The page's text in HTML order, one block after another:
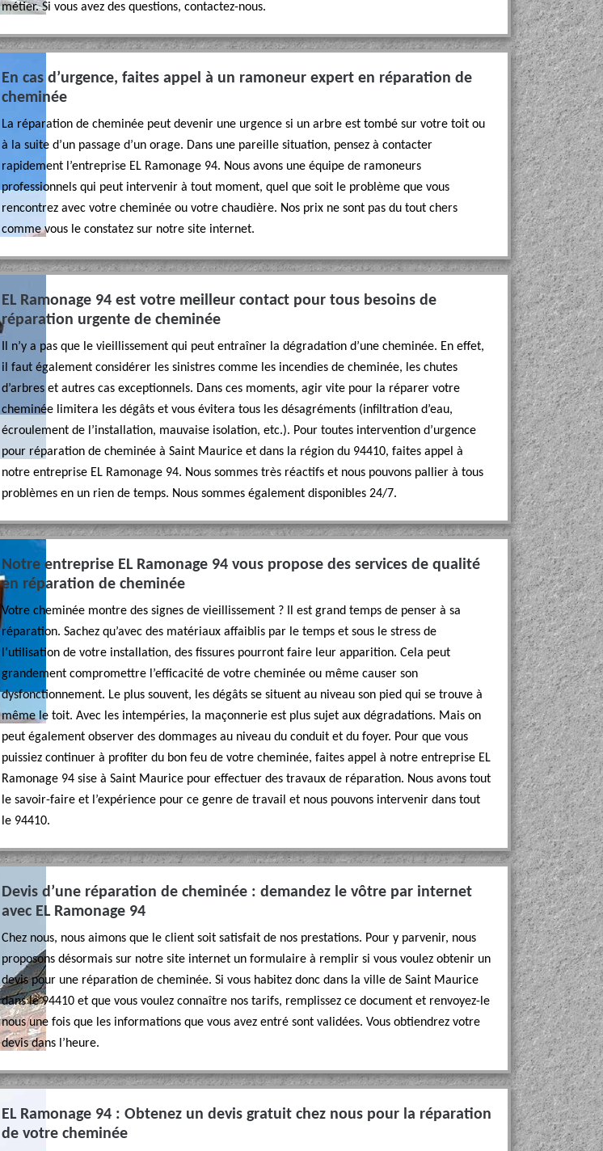
métier. Si vous avez des questions, contactez-nous.
En cas d’urgence, faites appel à un ramoneur expert en réparation de
cheminée
La réparation de cheminée peut devenir une urgence si un arbre est tombé sur votre toit ou
à la suite d’un passage d’un orage. Dans une pareille situation, pensez à contacter
rapidement l’entreprise EL Ramonage 94. Nous avons une équipe de ramoneurs
professionnels qui peut intervenir à tout moment, quel que soit le problème que vous
rencontrez avec votre cheminée ou votre chaudière. Nos prix ne sont pas du tout chers
comme vous le constatez sur notre site internet.
EL Ramonage 94 est votre meilleur contact pour tous besoins de
réparation urgente de cheminée
Il n’y a pas que le vieillissement qui peut entraîner la dégradation d’une cheminée. En effet,
il faut également considérer les sinistres comme les incendies de cheminée, les chutes
d’arbres et autres cas exceptionnels. Dans ces moments, agir vite pour la réparer votre
cheminée limitera les dégâts et vous évitera tous les désagréments (infiltration d’eau,
écroulement de l’installation, mauvaise isolation, etc.). Pour toutes intervention d’urgence
pour réparation de cheminée à Saint Maurice et dans la région du 94410, faites appel à
notre entreprise EL Ramonage 94. Nous sommes très réactifs et nous pouvons pallier à tous
problèmes en un rien de temps. Nous sommes également disponibles 24/7.
Notre entreprise EL Ramonage 94 vous propose des services de qualité
en réparation de cheminée
Votre cheminée montre des signes de vieillissement ? Il est grand temps de penser à sa
réparation. Sachez qu’avec des matériaux affaiblis par le temps et sous le stress de
l’utilisation de votre installation, des fissures pourront faire leur apparition. Cela peut
grandement compromettre l’efficacité de votre cheminée ou même causer son
dysfonctionnement. Le plus souvent, les dégâts se situent au niveau son pied qui se trouve à
même le toit. Avec les intempéries, la maçonnerie est plus sujet aux dégradations. Mais on
peut également observer des dommages au niveau du conduit et du foyer. Pour que vous
puissiez continuer à profiter du bon feu de votre cheminée, faites appel à notre entreprise EL
Ramonage 94 sise à Saint Maurice pour effectuer des travaux de réparation. Nous avons tout
le savoir-faire et l’expérience pour ce genre de travail et nous pouvons intervenir dans tout
le 94410.
Devis d’une réparation de cheminée : demandez le vôtre par internet
avec EL Ramonage 94
Chez nous, nous aimons que le client soit satisfait de nos prestations. Pour y parvenir, nous
proposons désormais sur notre site internet un formulaire à remplir si vous voulez obtenir un
devis pour une réparation de cheminée. Si vous habitez donc dans la ville de Saint Maurice
dans le 94410 et que vous voulez connaître nos tarifs, remplissez ce document et renvoyez-le
nous une fois que les informations que vous avez entré sont validées. Vous obtiendrez votre
devis dans l’heure.
EL Ramonage 94 : Obtenez un devis gratuit chez nous pour la réparation
de votre cheminée